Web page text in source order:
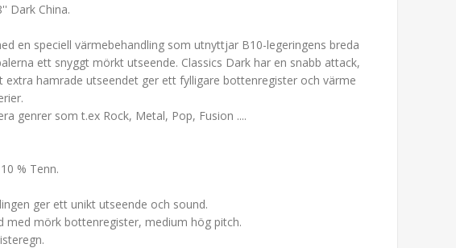
Dark China.
en speciell värmebehandling som utnyttjar B10-legeringens breda
ett snyggt mörkt utseende. Classics Dark har en snabb attack,
hamrade utseendet ger ett fylligare bottenregister och värme
genrer som t.ex Rock, Metal, Pop, Fusion ....
% Tenn.
ger ett unikt utseende och sound.
med mörk bottenregister, medium hög pitch.